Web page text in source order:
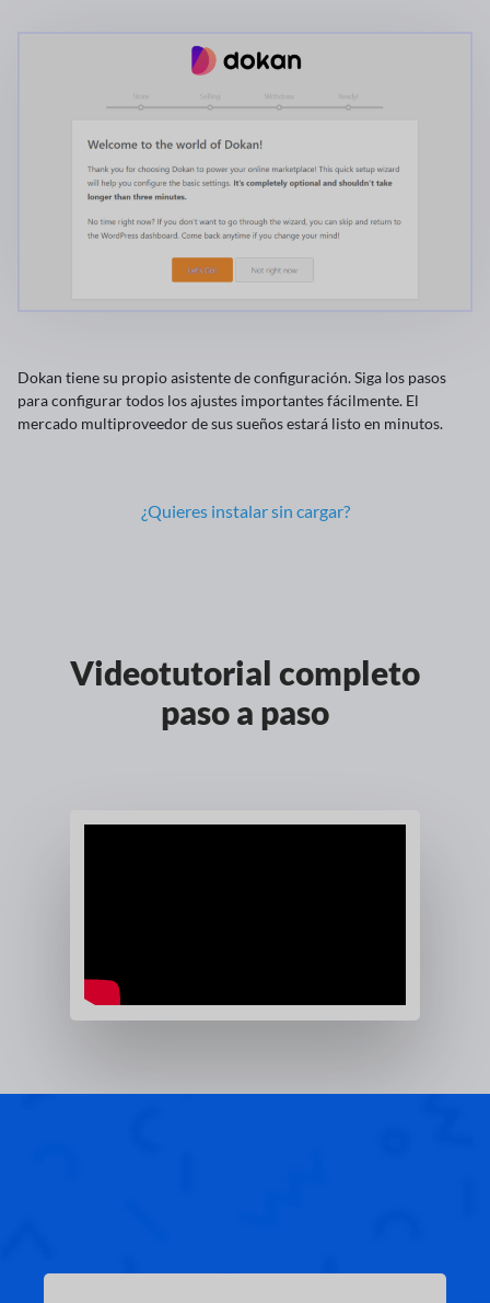
Dokan tiene su propio asistente de configuración. Siga los pasos
para configurar todos los ajustes importantes fácilmente. El
mercado multiproveedor de sus sueños estará listo en minutos.
¿Quieres instalar sin cargar?
Videotutorial completo
paso a paso